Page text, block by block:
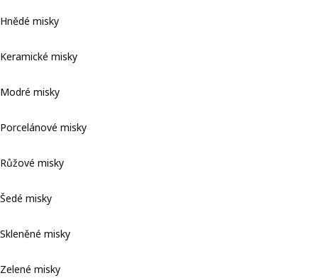
Hnědé misky
Keramické misky
Modré misky
Porcelánové misky
Růžové misky
Šedé misky
Skleněné misky
Zelené misky